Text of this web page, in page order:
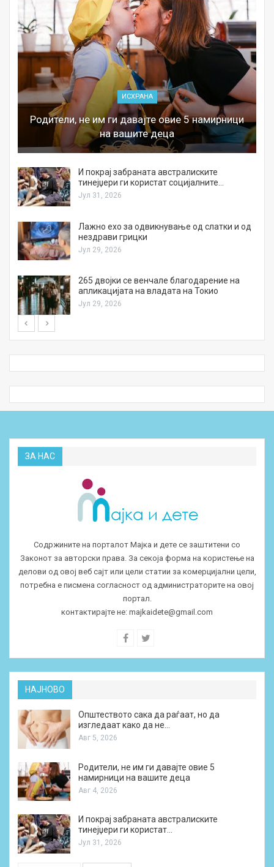
ИСХРАНА
Родители, не им ги давајте овие 5 намирници
на вашите деца
И покрај забраната австралиските
тинејџери ги користат социјалните…
Јул 31, 2026
Лажно ехо за одвикнување од слатки и од
нездрави грицки
Јул 29, 2026
265 двојки се венчале благодарение на
апликацијата на владата на Токио
Јул 29, 2026
ЗА НАС
Содржините на порталот Мајка и дете се заштитени со
Законот за авторски права. За секоја форма на користење на
делови од овој веб сајт или цели статии за комерцијални цели,
потребна е писмена согласност од администраторите на овој
портал.
контактирајте не: majkaidete@gmail.com
НАЈНОВО
Општеството сака да раѓаат, но да
изгледаат како да не…
Авг 5, 2026
Родители, не им ги давајте овие 5
намирници на вашите деца
Авг 4, 2026
И покрај забраната австралиските
тинејџери ги користат…
Јул 31, 2026